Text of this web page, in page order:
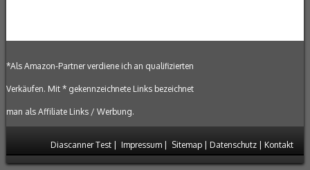
*Als Amazon-Partner verdiene ich an qualifizierten
Verkäufen. Mit * gekennzeichnete Links bezeichnet
man als Affiliate Links / Werbung.
Diascanner Test Impressum Sitemap Datenschutz Kontakt